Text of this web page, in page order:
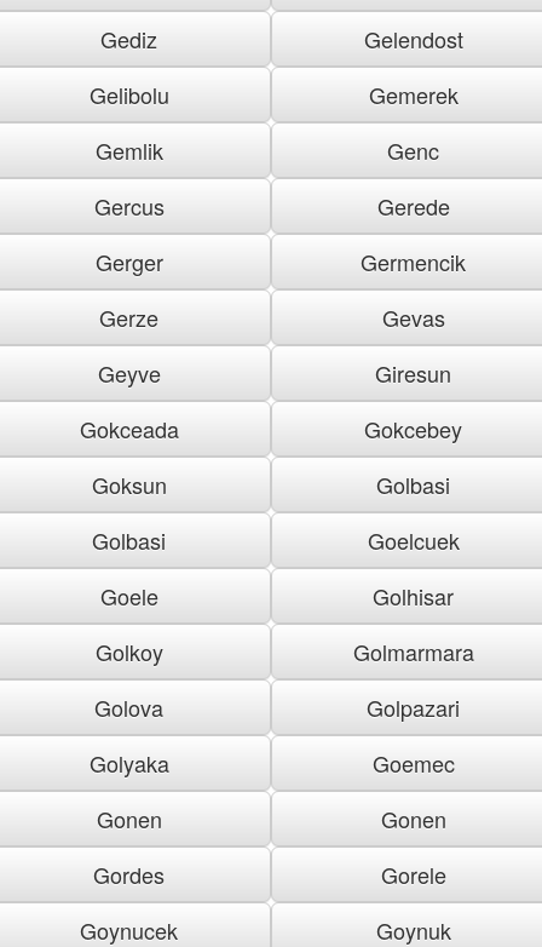
Gediz
Gelendost
Gelibolu
Gemerek
Gemlik
Genc
Gercus
Gerede
Gerger
Germencik
Gerze
Gevas
Geyve
Giresun
Gokceada
Gokcebey
Goksun
Golbasi
Golbasi
Goelcuek
Goele
Golhisar
Golkoy
Golmarmara
Golova
Golpazari
Golyaka
Goemec
Gonen
Gonen
Gordes
Gorele
Goynucek
Goynuk